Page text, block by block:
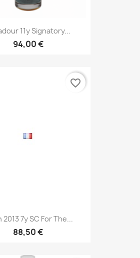
11y Signatory...
94,00 €
2013 7y SC For The...
88,50 €
favorite_border